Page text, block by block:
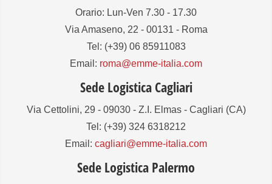
Orario: Lun-Ven 7.30 - 17.30
Via Amaseno, 22 - 00131 - Roma
Tel: (+39) 06 85911083
Email: roma@emme-italia.com
Sede Logistica Cagliari
Via Cettolini, 29 - 09030 - Z.I. Elmas - Cagliari (CA)
Tel: (+39) 324 6318212
Email: cagliari@emme-italia.com
Sede Logistica Palermo